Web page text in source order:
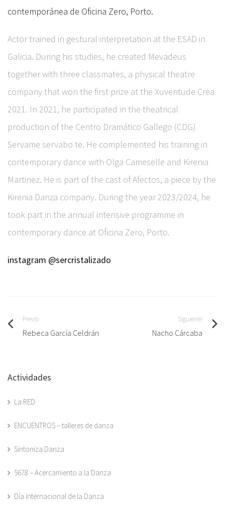
contemporánea de Oficina Zero, Porto.
Actor trained in gestural interpretation at the ESAD in
Galicia. During his studies, he created Mevadeus
together with three classmates, a physical theatre
company that won the first prize at the Xuventude Crea
2021. In 2021, he participated in the theatrical
production of the Centro Dramático Gallego (CDG)
Servame servabo te. He complemented his training in
contemporary dance with Olga Cameselle and Kirenia
Martinez. He is part of the cast of Afectos, a piece by the
Kirenia Danza company. During the year 2023/2024, he
took part in the annual intensive programme in
contemporary dance at Oficina Zero, Porto.
instagram @sercristalizado
Previo
Rebeca García Celdrán
Siguiente
Nacho Cárcaba
Actividades
La RED
ENCUENTROS – talleres de danza
Sintoniza Danza
5678 – Acercamiento a la Danza
Día Internacional de la Danza